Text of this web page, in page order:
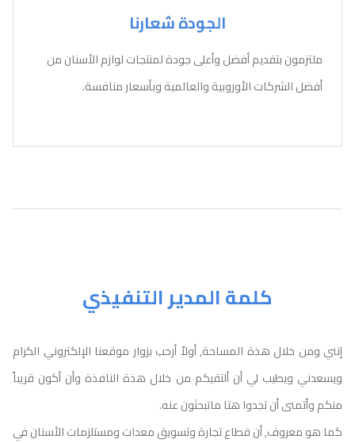
الجودة شعارنا
ملتزمون بتقديم أفضل وأعلى جودة لمنتجات لوازم الأسنان من
أفضل الشركات الأوروبية والعالمية وبأسعار منافسة.
كلمة المدير التنفيذي
إنني ومن خلال هذة المساحة, أولاً أرحب بزوار موقعنا الإلكتروني الكرام
ويسعدني ويطيب لي أن ألتقيكم من خلال هذة النافذة وأن أكون قريباً
منكم وأتمنى أن تجدوا هتا ماتبحثون عنه.
كما هو معروف, أن قطاع تجارة وتسويق معدات ومستلزمات الأسنان في